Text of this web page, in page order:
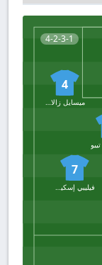
4-2-3-1
4
ميسايل زالازار
7
فيليبي إسكيفيل